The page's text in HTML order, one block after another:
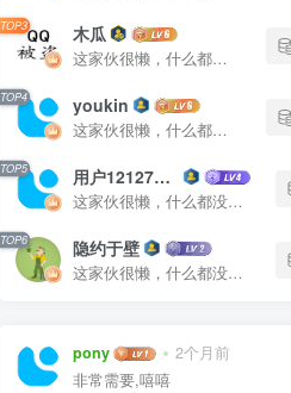
TOP3 木瓜
这家伙很懒，什么都没有写...
TOP4 youkin
这家伙很懒，什么都没有写...
TOP5 用户12127023
这家伙很懒，什么都没有写...
TOP6 隐约于壁
这家伙很懒，什么都没有写...
pony 2个月前
非常需要,嘻嘻